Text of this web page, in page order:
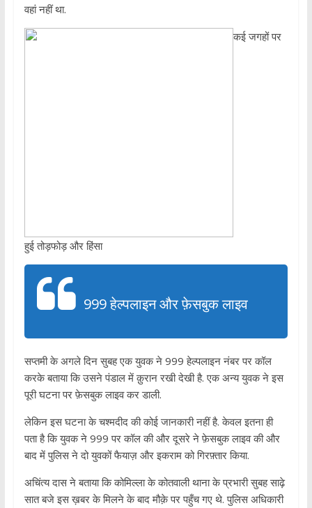
वहां नहीं था.
कई जगहों पर
हुई तोड़फोड़ और हिंसा
999 हेल्पलाइन और फ़ेसबुक लाइव
सप्तमी के अगले दिन सुबह एक युवक ने 999 हेल्पलाइन नंबर पर कॉल
करके बताया कि उसने पंडाल में क़ुरान रखी देखी है. एक अन्य युवक ने इस
पूरी घटना पर फ़ेसबुक लाइव कर डाली.
लेकिन इस घटना के चश्मदीद की कोई जानकारी नहीं है. केवल इतना ही
पता है कि युवक ने 999 पर कॉल की और दूसरे ने फ़ेसबुक लाइव की और
बाद में पुलिस ने दो युवकों फैयाज़ और इकराम को गिरफ़्तार किया.
अचिंत्य दास ने बताया कि कोमिल्ला के कोतवाली थाना के प्रभारी सुबह साढ़े
सात बजे इस ख़बर के मिलने के बाद मौक़े पर पहुँच गए थे. पुलिस अधिकारी